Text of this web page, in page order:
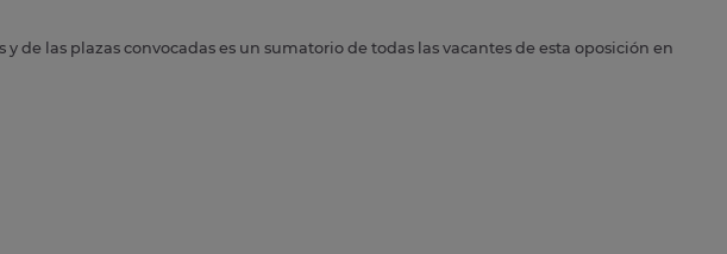
de las plazas convocadas es un sumatorio de todas las vacantes de esta oposición en